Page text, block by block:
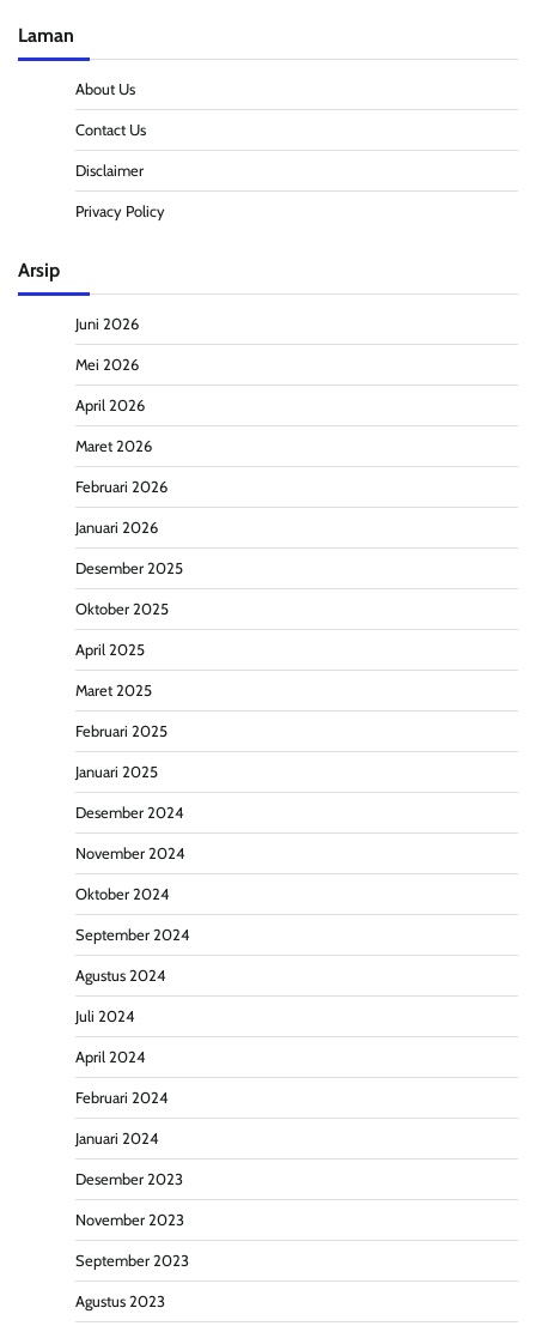
Laman
About Us
Contact Us
Disclaimer
Privacy Policy
Arsip
Juni 2026
Mei 2026
April 2026
Maret 2026
Februari 2026
Januari 2026
Desember 2025
Oktober 2025
April 2025
Maret 2025
Februari 2025
Januari 2025
Desember 2024
November 2024
Oktober 2024
September 2024
Agustus 2024
Juli 2024
April 2024
Februari 2024
Januari 2024
Desember 2023
November 2023
September 2023
Agustus 2023